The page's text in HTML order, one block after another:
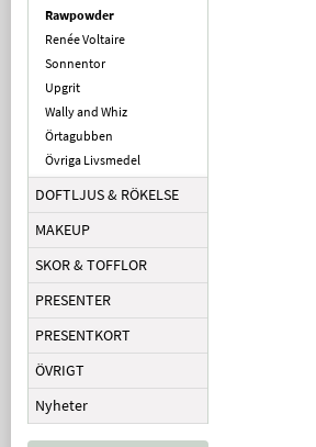
Rawpowder
Renée Voltaire
Sonnentor
Upgrit
Wally and Whiz
Örtagubben
Övriga Livsmedel
DOFTLJUS & RÖKELSE
MAKEUP
SKOR & TOFFLOR
PRESENTER
PRESENTKORT
ÖVRIGT
Nyheter